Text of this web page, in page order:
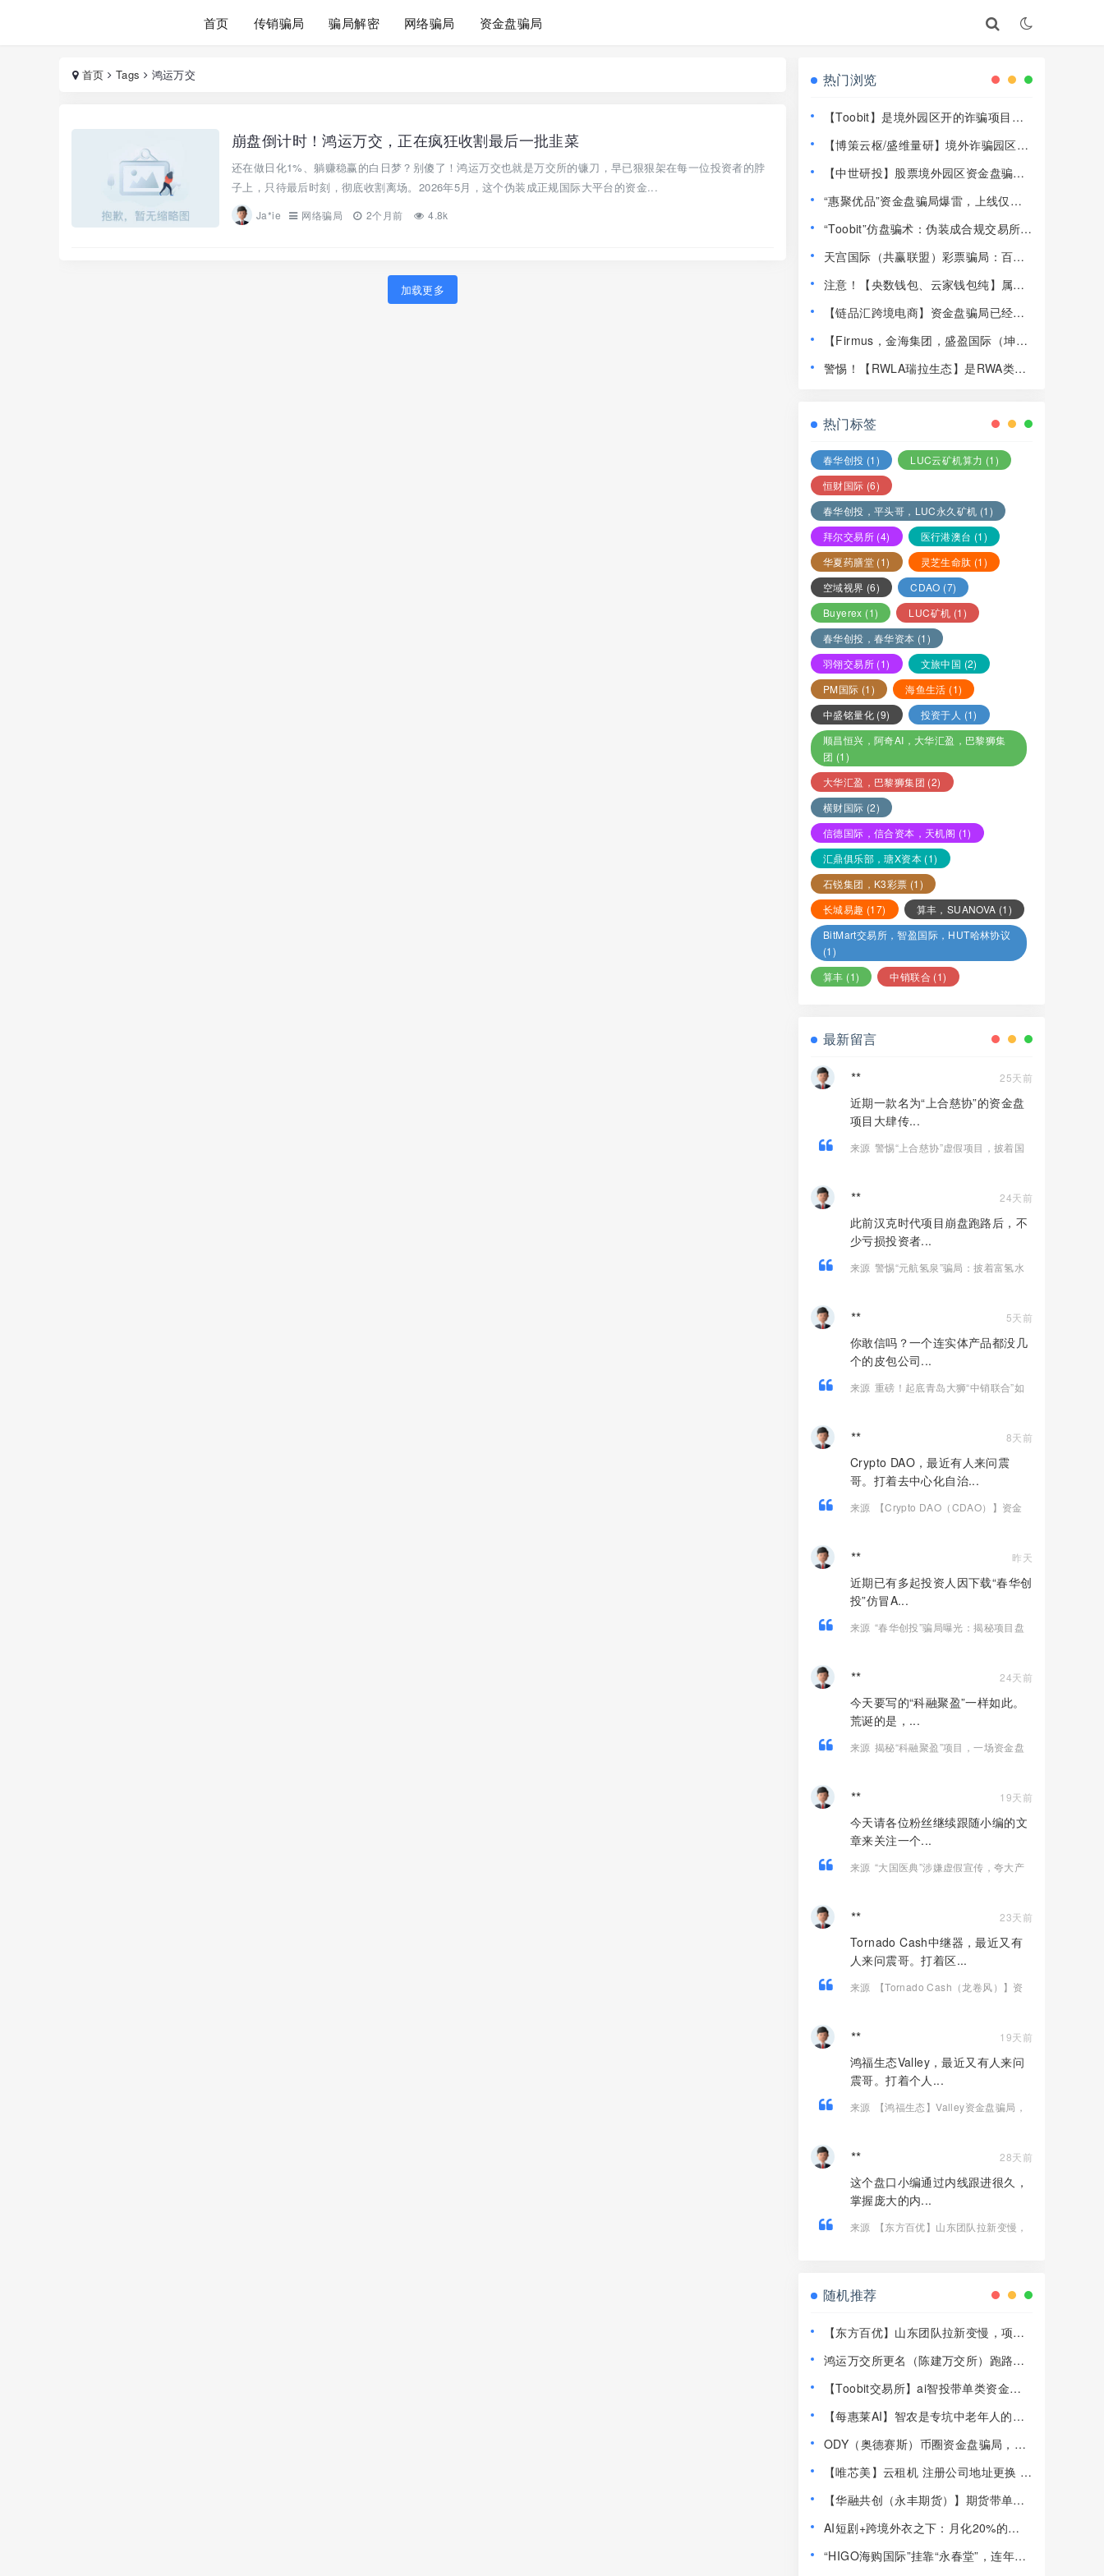
首页 传销骗局 骗局解密 网络骗局 资金盘骗局
首页 Tags 鸿运万交
崩盘倒计时！鸿运万交，正在疯狂收割最后一批韭菜
还在做日化1%、躺赚稳赢的白日梦？别傻了！鸿运万交也就是万交所的镰刀，早已狠狠架在每一位投资者的脖
子上，只待最后时刻，彻底收割离场。2026年5月，这个伪装成正规国际大平台的资金...
Ja*ie 网络骗局 2个月前 4.8k
加载更多
热门浏览
【Toobit】是境外园区开的诈骗项目，
【博策云枢/盛维量研】境外诈骗园区开
【中世研投】股票境外园区资金盘骗
章，高度预警，崩盘在即！
“惠聚优品”资金盘骗局爆雷，上线仅半
“Toobit”仿盘骗术：伪装成合规交易所，
骗局！
天宫国际（共赢联盟）彩票骗局：百景
型的杀猪盘，远离！
注意！【央数钱包、云家钱包纯】属民
【链品汇跨境电商】资金盘骗局已经崩
【Firmus，金海集团，盛盈国际（坤宇
局，赶紧远离！
警惕！【RWLA瑞拉生态】是RWA类资
热门标签
春华创投 (1) LUC云矿机算力 (1)
恒财国际 (6)
春华创投，平头哥，LUC永久矿机 (1)
拜尔交易所 (4) 医行港澳台 (1)
华夏药膳堂 (1) 灵芝生命肽 (1)
空域视界 (6) CDAO (7)
Buyerex (1) LUC矿机 (1)
春华创投，春华资本 (1)
羽翎交易所 (1) 文旅中国 (2)
PM国际 (1) 海鱼生活 (1)
中盛铭量化 (9) 投资于人 (1)
顺昌恒兴，阿奇AI，大华汇盈，巴黎狮集
团 (1)
大华汇盈，巴黎狮集团 (2)
横财国际 (2)
信德国际，信合资本，天机阁 (1)
汇鼎俱乐部，瑭X资本 (1)
石锐集团，K3彩票 (1)
长城易趣 (17) 算丰，SUANOVA (1)
BitMart交易所，智盈国际，HUT哈林协议
(1)
算丰 (1) 中销联合 (1)
最新留言
** 25天前
近期一款名为“上合慈协”的资金盘
项目大肆传...
来源 警惕“上合慈协”虚假项目，披着国
** 24天前
此前汉克时代项目崩盘跑路后，不
少亏损投资者...
来源 警惕“元航氢泉”骗局：披着富氢水
** 5天前
你敢信吗？一个连实体产品都没几
个的皮包公司...
来源 重磅！起底青岛大狮“中销联合”如
** 8天前
Crypto DAO，最近有人来问震
哥。打着去中心化自治...
来源
【Crypto DAO（CDAO）】资金
** 昨天
近期已有多起投资人因下载“春华创
投”仿冒A...
来源 “春华创投”骗局曝光：揭秘项目盘
** 24天前
今天要写的“科融聚盈”一样如此。
荒诞的是，...
来源 揭秘“科融聚盈”项目，一场资金盘
** 19天前
今天请各位粉丝继续跟随小编的文
章来关注一个...
来源 “大国医典”涉嫌虚假宣传，夸大产
** 23天前
Tornado Cash中继器，最近又有
人来问震哥。打着区...
来源
【Tornado Cash（龙卷风）】资
** 19天前
鸿福生态Valley，最近又有人来问
震哥。打着个人...
来源
【鸿福生态】Valley资金盘骗局，
** 28天前
这个盘口小编通过内线跟进很久，
掌握庞大的内...
来源
【东方百优】山东团队拉新变慢，
随机推荐
【东方百优】山东团队拉新变慢，项目
骨”！
鸿运万交所更名（陈建万交所）跑路前
踩！
【Toobit交易所】ai智投带单类资金盘
离！
【每惠莱AI】智农是专坑中老年人的农
ODY（奥德赛斯）币圈资金盘骗局，14
【唯芯美】云租机 注册公司地址更换 新
成最后的收割！
【华融共创（永丰期货）】期货带单类
AI短剧+跨境外衣之下：月化20%的
的
“HIGO海购国际”挂靠“永春堂”，连年亏